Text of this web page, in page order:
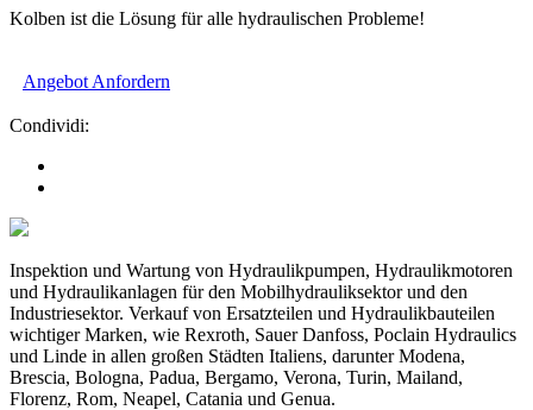
Kolben ist die Lösung für alle hydraulischen Probleme!
Angebot Anfordern
Condividi:
Inspektion und Wartung von Hydraulikpumpen, Hydraulikmotoren
und Hydraulikanlagen für den Mobilhydrauliksektor und den
Industriesektor. Verkauf von Ersatzteilen und Hydraulikbauteilen
wichtiger Marken, wie Rexroth, Sauer Danfoss, Poclain Hydraulics
und Linde in allen großen Städten Italiens, darunter Modena,
Brescia, Bologna, Padua, Bergamo, Verona, Turin, Mailand,
Florenz, Rom, Neapel, Catania und Genua.